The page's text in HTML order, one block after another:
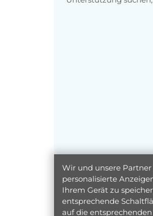
Wir und unsere Partner
personalisierte
Ihrem Gerät zu
entsprechende
auf die